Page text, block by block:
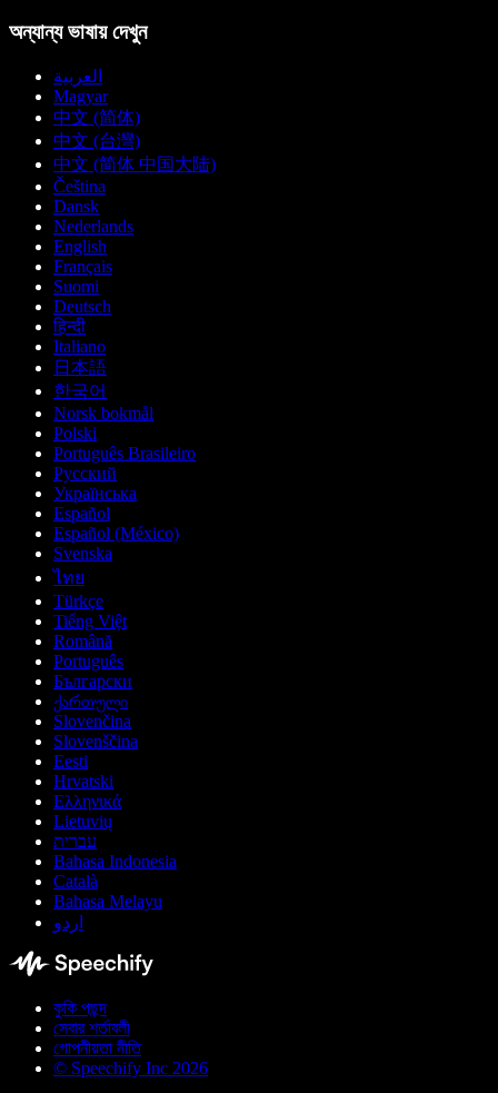
অন্যান্য ভাষায় দেখুন
العربية
Magyar
中文 (简体)
中文 (台灣)
中文 (简体 中国大陆)
Čeština
Dansk
Nederlands
English
Français
Suomi
Deutsch
हिन्दी
Italiano
日本語
한국어
Norsk bokmål
Polski
Português Brasileiro
Русский
Українська
Español
Español (México)
Svenska
ไทย
Türkçe
Tiếng Việt
Română
Português
Български
ქართული
Slovenčina
Slovenščina
Eesti
Hrvatski
Ελληνικά
Lietuvių
עברית
Bahasa Indonesia
Català
Bahasa Melayu
اردو
কুকি পছন্দ
সেবার শর্তাবলী
গোপনীয়তা নীতি
© Speechify Inc 2026